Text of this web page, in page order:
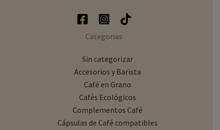
Categorias
Sin categorizar
Accesorios y Barista
Café en Grano
Cafés Ecológicos
Complementos Café
Cápsulas de Café compatibles